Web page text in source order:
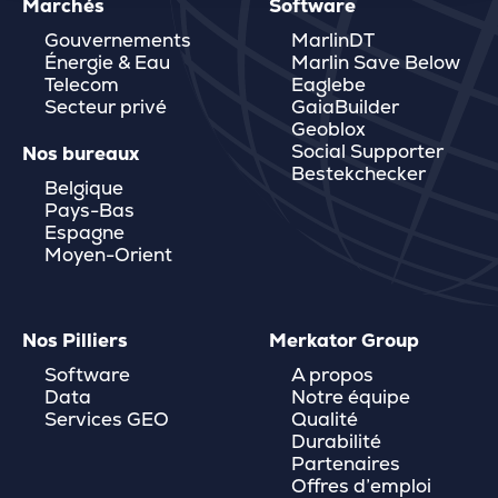
Marchés
Gouvernements
Énergie & Eau
Telecom
Secteur privé
Nos bureaux
Belgique
Pays-Bas
Espagne
Moyen-Orient
Software
MarlinDT
Marlin Save Below
Eaglebe
GaiaBuilder
Geoblox
Social Supporter
Bestekchecker
Nos Pilliers
Software
Data
Services GEO
Merkator Group
A propos
Notre équipe
Qualité
Durabilité
Partenaires
Offres d’emploi